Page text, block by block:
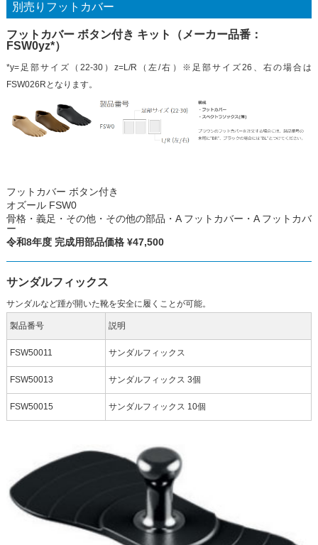
別売りフットカバー
フットカバー ボタン付き キット（メーカー品番：
FSW0yz*）
*y=足部サイズ（22-30）z=L/R（左/右）※足部サイズ26、右の場合は
FSW026Rとなります。
フットカバー ボタン付き
オズール FSW0
骨格・義足・その他・その他の部品・A フットカバー・A フットカバ
ー
令和8年度 完成用部品価格 ¥47,500
サンダルフィックス
サンダルなど踵が開いた靴を安全に履くことが可能。
製品番号 説明
FSW50011 サンダルフィックス
FSW50013 サンダルフィックス 3個
FSW50015 サンダルフィックス 10個